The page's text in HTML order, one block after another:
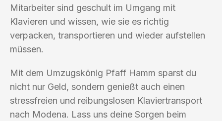
Mitarbeiter sind geschult im Umgang mit
Klavieren und wissen, wie sie es richtig
verpacken, transportieren und wieder aufstellen
müssen.
Mit dem Umzugskönig Pfaff Hamm sparst du
nicht nur Geld, sondern genießt auch einen
stressfreien und reibungslosen Klaviertransport
nach Modena. Lass uns deine Sorgen beim